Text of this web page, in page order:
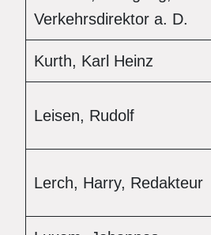
Verkehrsdirektor a. D.
Kurth, Karl Heinz
Leisen, Rudolf
Lerch, Harry, Redakteur